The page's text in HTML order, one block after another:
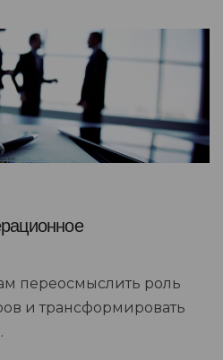
переосмыслить роль
и трансформировать